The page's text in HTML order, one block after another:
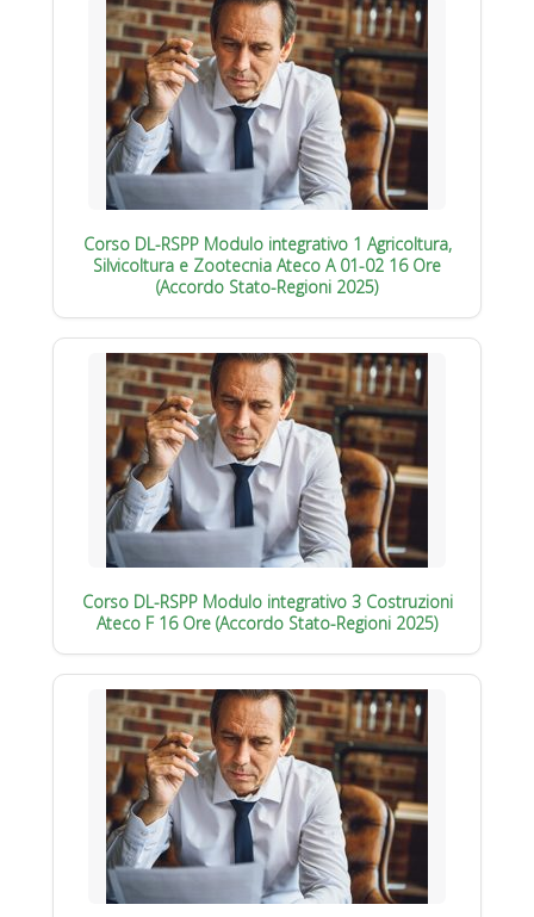
Corso DL-RSPP Modulo integrativo 1 Agricoltura,
Silvicoltura e Zootecnia Ateco A 01-02 16 Ore
(Accordo Stato-Regioni 2025)
Corso DL-RSPP Modulo integrativo 3 Costruzioni
Ateco F 16 Ore (Accordo Stato-Regioni 2025)